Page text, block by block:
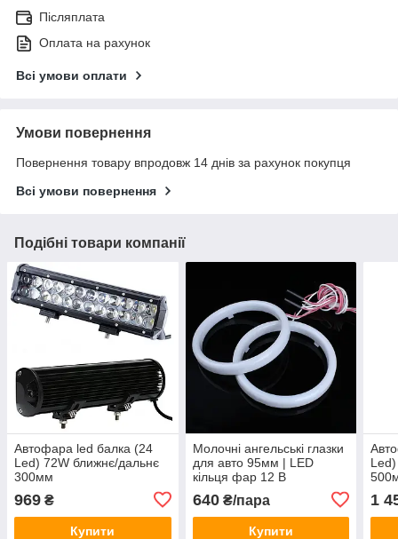
Післяплата
Оплата на рахунок
Всі умови оплати
Умови повернення
Повернення товару впродовж 14 днів за рахунок покупця
Всі умови повернення
Подібні товари компанії
Автофара led балка (24
Led) 72W ближнє/дальнє
300мм
969 ₴
Купити
Молочні ангельські глазки
для авто 95мм | LED
кільця фар 12 В
640₴/пара
Купити
1